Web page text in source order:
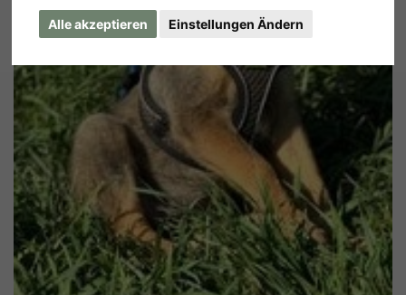
Alle akzeptieren Einstellungen Ändern